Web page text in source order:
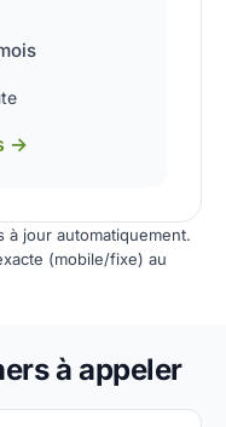
→
à jour automatiquement.
(mobile/fixe) au
à appeler